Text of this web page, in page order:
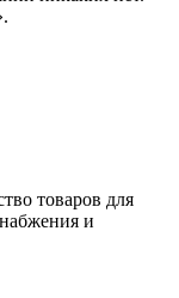
товаров для
и